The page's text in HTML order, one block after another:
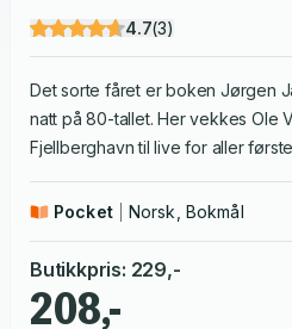
4.7(3)
Det sorte fåret er boken Jørgen
natt på 80-tallet. Her vekkes Ole
Fjellberghavn til live for aller
senere har vi hentet frem dette
usminket og ekte, som den
styrker og svakheter. Manus har
harddisk som bok null i alle år. Så
Pocket Norsk, Bokmål
Butikkpris: 229,-
208,-